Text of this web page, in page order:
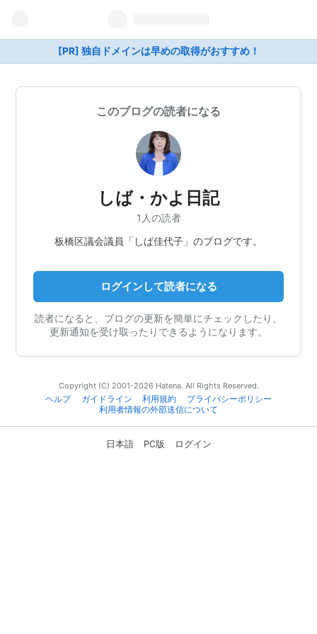
[PR] 独自ドメインは早めの取得がおすすめ！
このブログの読者になる
しば・かよ日記
1人の読者
板橋区議会議員「しば佳代子」のブログです。
ログインして読者になる
読者になると、ブログの更新を簡単にチェックしたり、
更新通知を受け取ったりできるようになります。
Copyright (C) 2001-2026 Hatena. All Rights Reserved.
ヘルプ
ガイドライン 利用規約
プライバシーポリシー
利用者情報の外部送信について
日本語 PC版 ログイン